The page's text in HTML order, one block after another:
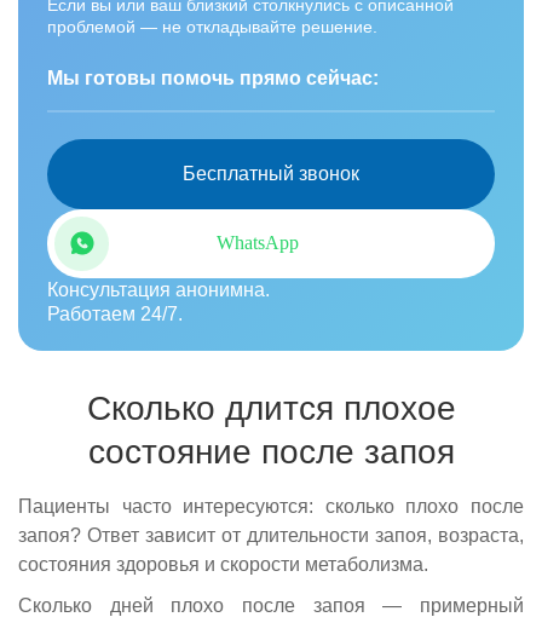
Если вы или ваш близкий столкнулись с описанной
проблемой — не откладывайте решение.
Мы готовы помочь прямо сейчас:
Бесплатный звонок
WhatsApp
Консультация анонимна.
Работаем 24/7.
Сколько длится плохое
состояние после запоя
Пациенты часто интересуются: сколько плохо после
запоя? Ответ зависит от длительности запоя, возраста,
состояния здоровья и скорости метаболизма.
Сколько дней плохо после запоя — примерный